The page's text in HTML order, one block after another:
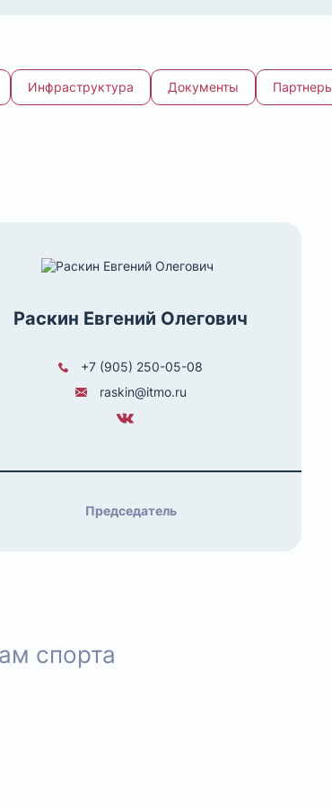
Инфраструктура Документы
Раскин Евгений Олегович
+7 (905) 250-05-08
raskin@itmo.ru
Председатель
спорта